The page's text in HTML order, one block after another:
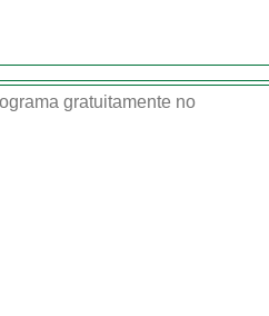
gratuitamente no